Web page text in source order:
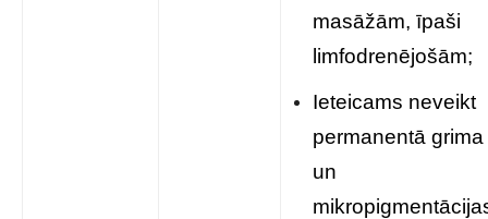
masāžām, īpaši
limfodrenējošām;
Ieteicams neveikt
permanentā grima
un